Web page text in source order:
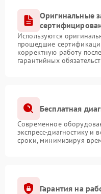
Оригинальные
Используются
прошедшие
корректную работу
гарантийных
Бесплатная
Современное
экспресс-диагностику и
сроки, минимизируя
Гарантия на